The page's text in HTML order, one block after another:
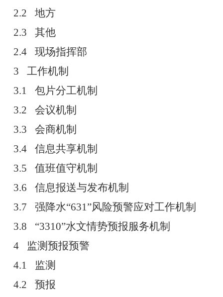
2.2 地方
2.3 其他
2.4 现场指挥部
3 工作机制
3.1 包片分工机制
3.2 会议机制
3.3 会商机制
3.4 信息共享机制
3.5 值班值守机制
3.6 信息报送与发布机制
3.7 强降水“631”风险预警应对工作机制
3.8 “3310”水文情势预报服务机制
4 监测预报预警
4.1 监测
4.2 预报